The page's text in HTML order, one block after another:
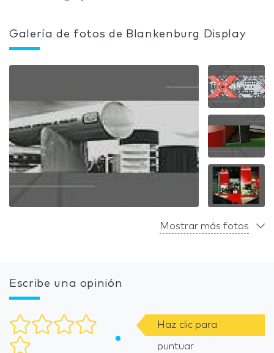
Galería de fotos de Blankenburg Display
Mostrar más fotos
Escribe una opinión
Haz clic para
puntuar